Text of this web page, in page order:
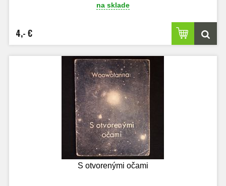
na sklade
4,- €
S otvorenými očami